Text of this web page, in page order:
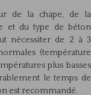
de la chape, de la
et du type de béton
nécessiter de 2 à 3
(température
plus basses
le temps de
est recommandé.